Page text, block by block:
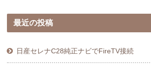
最近の投稿
日産セレナC28純正ナビでFireTV接続